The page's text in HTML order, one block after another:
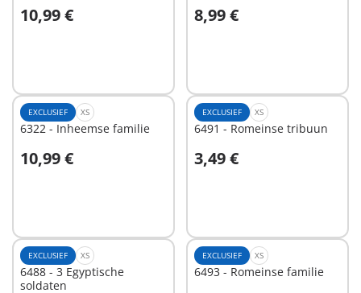
10,99 €
In winkelwagen 8,99 €
In winkelwagen
EXCLUSIEF XS
6322 - Inheemse familie
10,99 €
In winkelwagen
EXCLUSIEF XS
6491 - Romeinse tribuun
3,49 €
In winkelwagen
EXCLUSIEF XS
6488 - 3 Egyptische
soldaten
EXCLUSIEF XS
6493 - Romeinse familie